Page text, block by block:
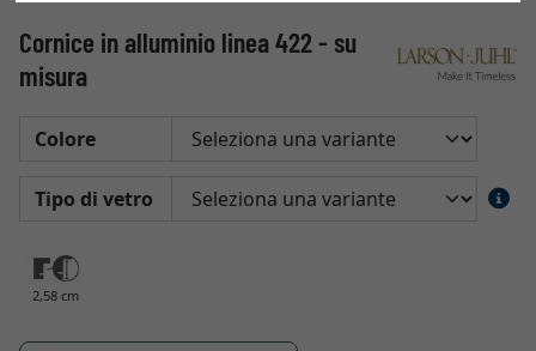
Cornice in alluminio linea 422 - su
misura
Colore
Tipo di vetro
2,58 cm